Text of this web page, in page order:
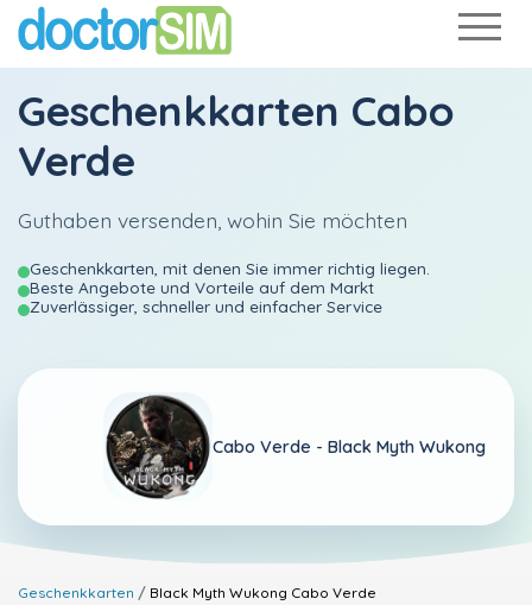
Geschenkkarten Cabo
Verde
Guthaben versenden, wohin Sie möchten
Geschenkkarten, mit denen Sie immer richtig liegen.
Beste Angebote und Vorteile auf dem Markt
Zuverlässiger, schneller und einfacher Service
Cabo Verde - Black Myth Wukong
Geschenkkarten Black Myth Wukong Cabo Verde